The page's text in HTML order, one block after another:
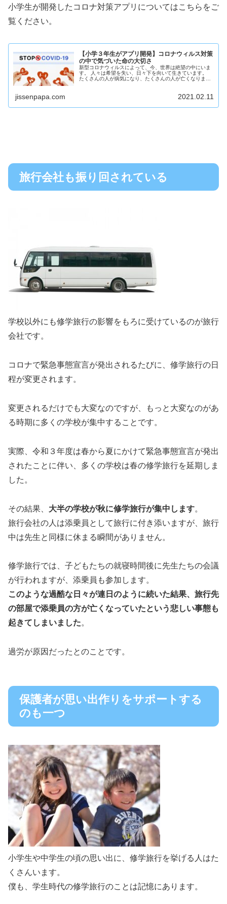
小学生が開発したコロナ対策アプリについてはこちらをご
覧ください。
【小学３年生がアプリ開発】コロナウィルス対策
の中で気づいた命の大切さ
新型コロナウィルスによって、今、世界は絶望の中にいま
す。 人々は希望を失い、日々下を向いて生きています。
たくさんの人が病気になり、たくさんの人が亡くなりまし
jissenpapa.com 2021.02.11
旅行会社も振り回されている
学校以外にも修学旅行の影響をもろに受けているのが旅行
会社です。
コロナで緊急事態宣言が発出されるたびに、修学旅行の日
程が変更されます。
変更されるだけでも大変なのですが、もっと大変なのがあ
る時期に多くの学校が集中することです。
実際、令和３年度は春から夏にかけて緊急事態宣言が発出
されたことに伴い、多くの学校は春の修学旅行を延期しま
した。
その結果、 大半の学校が秋に修学旅行が集中します。
旅行会社の人は添乗員として旅行に付き添いますが、旅行
中は先生と同様に休まる瞬間がありません。
修学旅行では、子どもたちの就寝時間後に先生たちの会議
が行われますが、添乗員も参加します。
このような過酷な日々が連日のように続いた結果、旅行先
の部屋で添乗員の方が亡くなっていたという悲しい事態も
起きてしまいました。
過労が原因だったとのことです。
保護者が思い出作りをサポートする
のも一つ
小学生や中学生の頃の思い出に、修学旅行を挙げる人はた
くさんいます。
僕も、学生時代の修学旅行のことは記憶にあります。